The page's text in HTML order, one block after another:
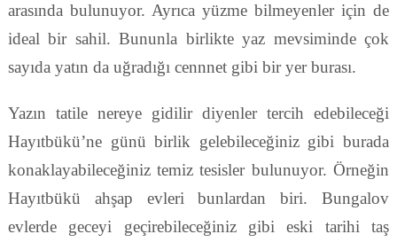
arasında bulunuyor. Ayrıca yüzme bilmeyenler için de
ideal bir sahil. Bununla birlikte yaz mevsiminde çok
sayıda yatın da uğradığı cennnet gibi bir yer burası.
Yazın tatile nereye gidilir diyenler tercih edebileceği
Hayıtbükü’ne günü birlik gelebileceğiniz gibi burada
konaklayabileceğiniz temiz tesisler bulunuyor. Örneğin
Hayıtbükü ahşap evleri bunlardan biri. Bungalov
evlerde geceyi geçirebileceğiniz gibi eski tarihi taş